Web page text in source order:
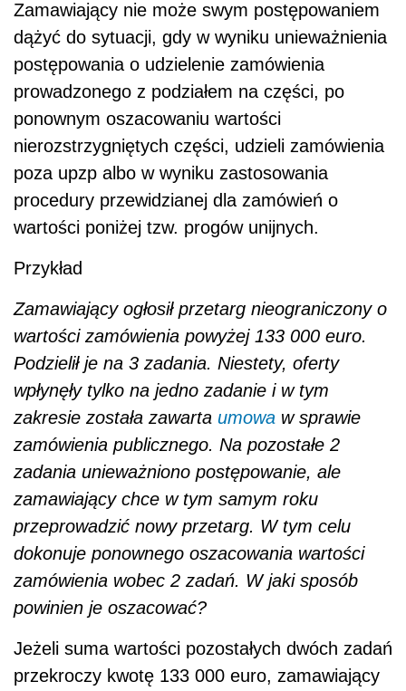
Zamawiający nie może swym postępowaniem
dążyć do sytuacji, gdy w wyniku unieważnienia
postępowania o udzielenie zamówienia
prowadzonego z podziałem na części, po
ponownym oszacowaniu wartości
nierozstrzygniętych części, udzieli zamówienia
poza upzp albo w wyniku zastosowania
procedury przewidzianej dla zamówień o
wartości poniżej tzw. progów unijnych.
Przykład
Zamawiający ogłosił przetarg nieograniczony o
wartości zamówienia powyżej 133 000 euro.
Podzielił je na 3 zadania. Niestety, oferty
wpłynęły tylko na jedno zadanie i w tym
zakresie została zawarta umowa w sprawie
zamówienia publicznego. Na pozostałe 2
zadania unieważniono postępowanie, ale
zamawiający chce w tym samym roku
przeprowadzić nowy przetarg. W tym celu
dokonuje ponownego oszacowania wartości
zamówienia wobec 2 zadań. W jaki sposób
powinien je oszacować?
Jeżeli suma wartości pozostałych dwóch zadań
przekroczy kwotę 133 000 euro, zamawiający